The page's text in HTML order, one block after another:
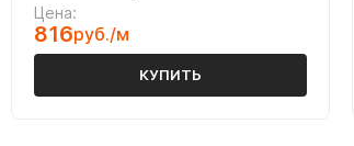
Цена:
816руб./м
КУПИТЬ